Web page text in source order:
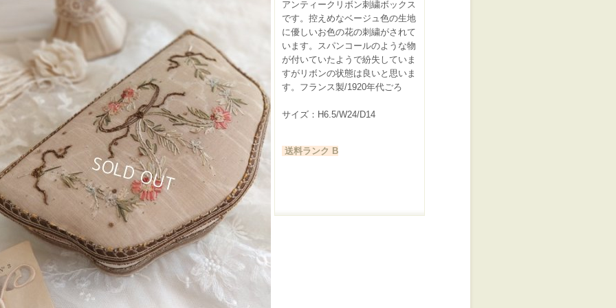
アンティークリボン刺繍ボックス
です。控えめなベージュ色の生地
に優しいお色の花の刺繍がされて
います。スパンコールのような物
が付いていたようで紛失していま
すがリボンの状態は良いと思いま
す。フランス製/1920年代ごろ
サイズ：H6.5/W24/D14
送料ランク B